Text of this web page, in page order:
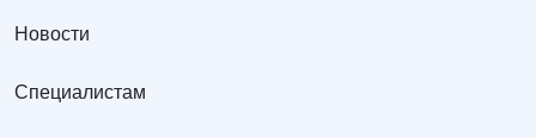
Новости
Специалистам